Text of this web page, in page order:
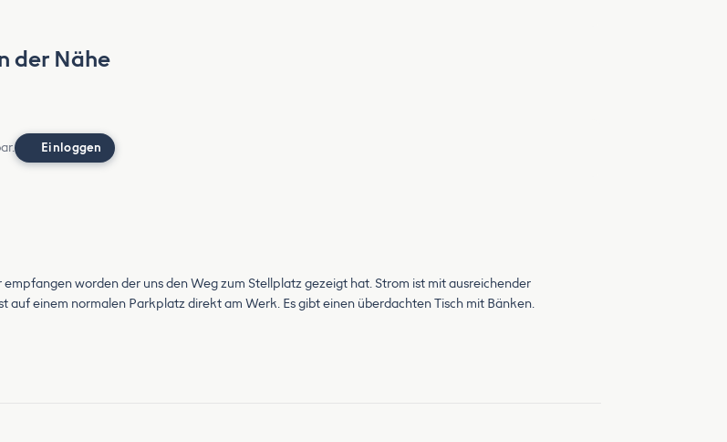
der Nähe
Einloggen
worden der uns den Weg zum Stellplatz gezeigt hat. Strom ist mit ausreichender
auf einem normalen Parkplatz direkt am Werk. Es gibt einen überdachten Tisch mit Bänken.